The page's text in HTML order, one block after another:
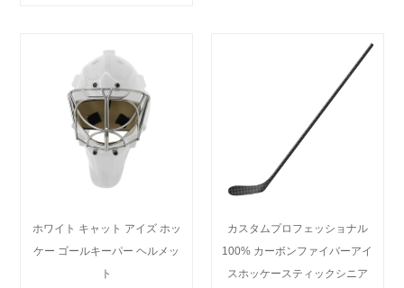
ホワイト キャット アイズ ホッ
ケー ゴールキーパー ヘルメッ
ト
カスタムプロフェッショナル
100% カーボンファイバーアイ
スホッケースティックシニア